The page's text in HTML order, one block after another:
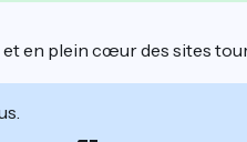
en plein cœur des sites